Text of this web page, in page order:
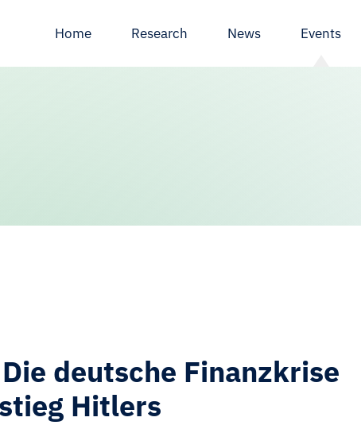
Home Research News Events
deutsche Finanzkrise
Hitlers